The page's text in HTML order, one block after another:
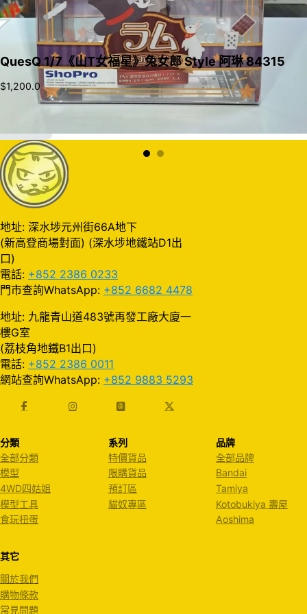
QuesQ 1/7《山T女福星》兔女郎 Style 阿琳 84315
$1,200.0
地址: 深水埗元州街66A地下
(新高登商場對面) (深水埗地鐵站D1出
口)
電話: +852 2386 0233
門市查詢WhatsApp: +852 6682 4478
地址: 九龍青山道483號再發工廠大廈一
樓G室
(荔枝角地鐵B1出口)
電話: +852 2386 0011
網站查詢WhatsApp: +852 9883 5293
分類
全部分類
模型
4WD四姑姐
模型工具
食玩扭蛋
系列
特價貨品
限購貨品
預訂區
貓奴專區
品牌
全部品牌
Bandai
Tamiya
Kotobukiya 壽屋
Aoshima
其它
關於我們
購物條款
常見問題